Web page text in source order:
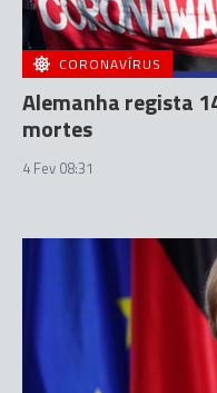
CORONAVÍRUS
Alemanha regista
mortes
4 Fev 08:31